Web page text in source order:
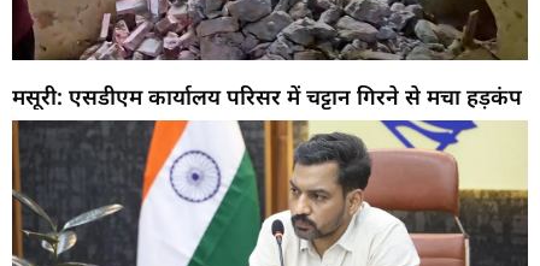
मसूरी: एसडीएम कार्यालय परिसर में चट्टान गिरने से मचा हड़कंप